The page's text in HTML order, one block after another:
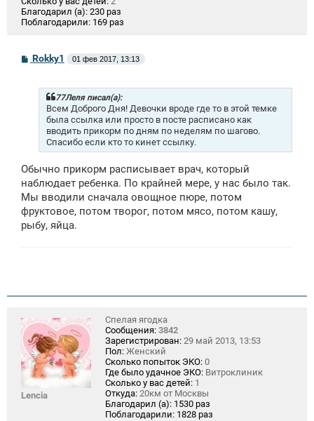
Благодарил (а): 230 раз
Поблагодарили: 169 раз
СRokky1 01 фев 2017, 13:13
77Леля писал(а):
Всем Доброго Дня! Девочки вроде где то в этой темке
была ссылка или просто в посте расписано как
вводить прикорм по дням по неделям по шагово.
Спасибо если кто то кинет ссылку.
Обычно прикорм расписывает врач, который
наблюдает ребенка. По крайней мере, у нас было так.
Мы вводили сначала овощное пюре, потом
фруктовое, потом творог, потом мясо, потом кашу,
рыбу, яйца.
Lencia
Спелая ягодка
Сообщения: 3842
Зарегистрирован: 29 май 2013, 13:53
Пол: Женский
Сколько попыток ЭКО: 0
Где было удачное ЭКО: Витроклиник
Сколько у вас детей: 1
Откуда: 20км от Москвы
Благодарил (а): 1530 раз
Поблагодарили: 1828 раз